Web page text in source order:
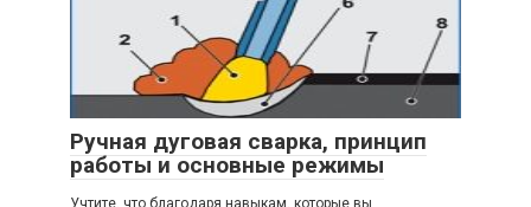
Ручная дуговая сварка, принцип
работы и основные режимы
Учтите, что благодаря навыкам, которые вы